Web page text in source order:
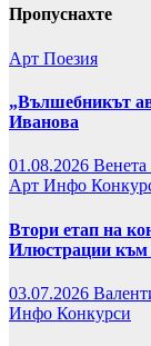
Пропуснахте
Арт Поезия
„Вълшебникът
Иванова
01.08.2026 Венета
Арт Инфо
Втори етап на
Илюстрации към
03.07.2026
Инфо Конкурси